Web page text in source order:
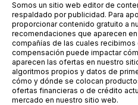
Somos un sitio web editor de
respaldado por publicidad. Para
proporcionar contenido gratuito a
recomendaciones que aparecen
compañías de las cuales
compensación puede impactar
aparecen las ofertas en nuestro
algoritmos propios y datos de
cómo y dónde se colocan
ofertas financieras o de crédito
mercado en nuestro sitio web.